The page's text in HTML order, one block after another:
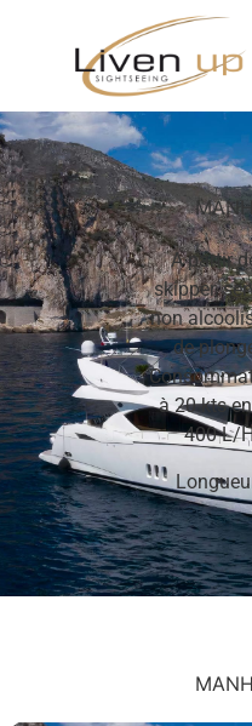
A partir
skipper,
non
de
à 20 kts
400 L/